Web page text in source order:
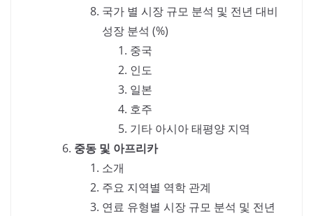
국가 별 시장 규모 분석 및 전년 대비
성장 분석 (%)
중국
인도
일본
호주
기타 아시아 태평양 지역
중동 및 아프리카
소개
주요 지역별 역학 관계
연료 유형별 시장 규모 분석 및 전년